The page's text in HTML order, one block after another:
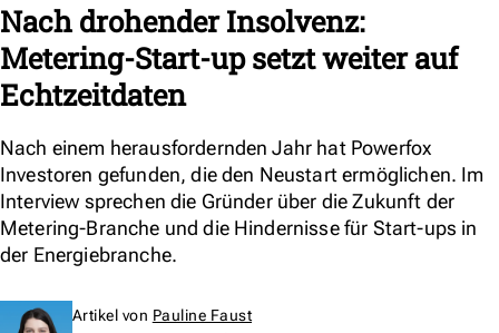
Nach drohender Insolvenz:
Metering-Start-up setzt weiter auf
Echtzeitdaten
Nach einem herausfordernden Jahr hat Powerfox
Investoren gefunden, die den Neustart ermöglichen. Im
Interview sprechen die Gründer über die Zukunft der
Metering-Branche und die Hindernisse für Start-ups in
der Energiebranche.
Artikel von Pauline Faust